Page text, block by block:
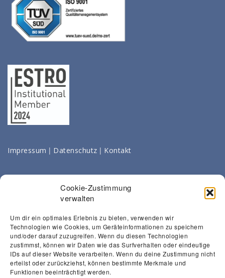
Cookie-Zustimmung
verwalten
Um dir ein optimales Erlebnis zu bieten, verwenden wir
Technologien wie Cookies, um Geräteinformationen zu speichern
und/oder darauf zuzugreifen. Wenn du diesen Technologien
zustimmst, können wir Daten wie das Surfverhalten oder eindeutige
IDs auf dieser Website verarbeiten. Wenn du deine Zustimmung nicht
erteilst oder zurückziehst, können bestimmte Merkmale und
Funktionen beeinträchtigt werden.
Impressum | Datenschutz | Kontakt